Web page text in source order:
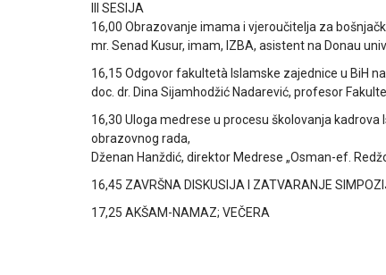
III SESIJA
16,00 Obrazovanje imama i vjeroučitelja za
mr. Senad Kusur, imam, IZBA, asistent na Donau
16,15 Odgovor fakultetà Islamske zajednice u BiH
doc. dr. Dina Sijamhodžić Nadarević, profesor
16,30 Uloga medrese u procesu školovanja
obrazovnog rada,
Dženan Hanždić, direktor Medrese „Osman-ef.
16,45 ZAVRŠNA DISKUSIJA I ZATVARANJE
17,25 AKŠAM-NAMAZ; VEČERA